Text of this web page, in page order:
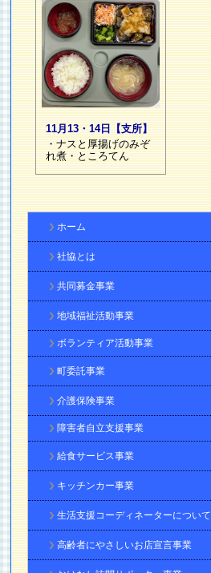
11月13・14日【支所】
・ナスと厚揚げのみぞ
れ煮・ところてん
ホーム
社協とは
共同募金事業
地域福祉活動事業
ボランティア活動事業
町委託事業
介護保険事業
障害者自立支援事業
給食サービス事業
キッチンカー事業
生活支援コーディネーターについて
高齢者にやさしいお店宣言事業